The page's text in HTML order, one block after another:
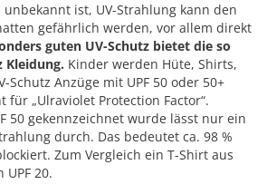
ist, UV-Strahlung kann den
gefährlich werden, vor allem direkt
guten UV-Schutz bietet die so
Kleidung. Kinder werden Hüte, Shirts,
Schutz Anzüge mit UPF 50 oder 50+
für „Ulraviolet Protection Factor“.
50 gekennzeichnet wurde lässt nur ein
durch. Das bedeutet ca. 98 %
Zum Vergleich ein T-Shirt aus
20.